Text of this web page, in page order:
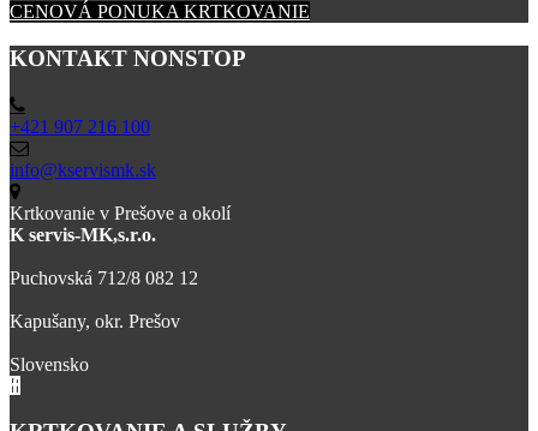
CENOVÁ PONUKA KRTKOVANIE
KONTAKT NONSTOP
+421 907 216 100
info@kservismk.sk
Krtkovanie v Prešove a okolí
K servis-MK,s.r.o.
Puchovská 712/8 082 12
Kapušany, okr. Prešov
Slovensko